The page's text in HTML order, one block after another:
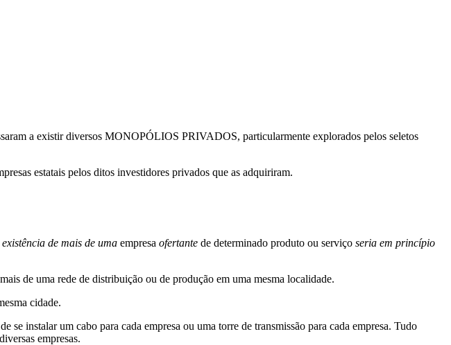
a existir diversos MONOPÓLIOS PRIVADOS, particularmente explorados pelos seletos
estatais pelos ditos investidores privados que as adquiriram.
de mais de uma empresa ofertante de determinado produto ou serviço seria em princípio
de uma rede de distribuição ou de produção em uma mesma localidade.
cidade.
instalar um cabo para cada empresa ou uma torre de transmissão para cada empresa. Tudo
empresas.